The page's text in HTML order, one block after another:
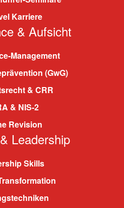
Karriere
& Aufsicht
Management
(GwG)
& CRR
& NIS-2
Revision
Leadership
Skills